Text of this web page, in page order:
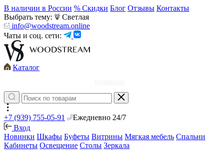
В наличии в России % Скидки Блог Отзывы Контакты
Выбрать тему:
Светлая
info@woodstream.online
Чаты и соц. сети:
Каталог
+7 (939) 755-05-91
Ежедневно 24/7
Вход
Новинки Шкафы Буфеты Витрины Мягкая мебель Спальни
Кабинеты Освещение Столы Зеркала